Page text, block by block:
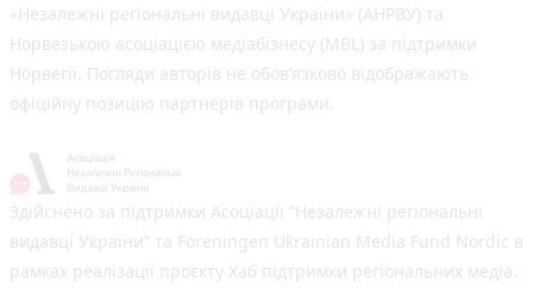
«Незалежні регіональні видавці України» (АНРВУ) та
Норвезькою асоціацією медіабізнесу (MBL) за підтримки
Норвегії. Погляди авторів не обов’язково відображають
офіційну позицію партнерів програми.
Здійснено за підтримки Асоціації “Незалежні регіональні
видавці України” та Foreningen Ukrainian Media Fund Nordic в
рамках реалізації проєкту Хаб підтримки регіональних медіа.